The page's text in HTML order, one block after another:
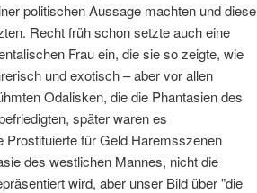
politischen Aussage machten und diese
Recht früh schon setzte auch eine
Frau ein, die sie so zeigte, wie
und exotisch – aber vor allen
Odalisken, die die Phantasien des
später waren es
Prostituierte für Geld Haremsszenen
des westlichen Mannes, nicht die
wird, aber unser Bild über "die